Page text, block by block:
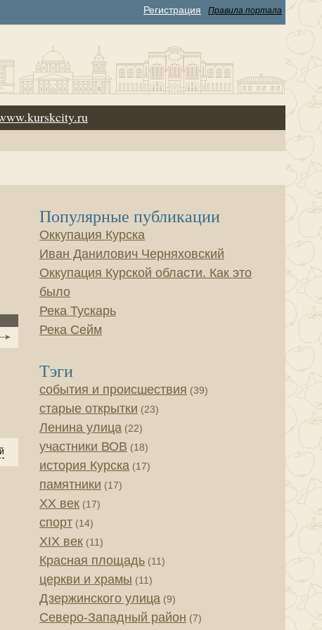
Регистрация Правила портала
Популярные публикации
Оккупация Курска
Иван Данилович Черняховский
Оккупация Курской области. Как это
было
Река Тускарь
Река Сейм
Тэги
события и происшествия (39)
старые открытки (23)
Ленина улица (22)
участники ВОВ (18)
история Курска (17)
памятники (17)
XX век (17)
спорт (14)
XIX век (11)
Красная площадь (11)
церкви и храмы (11)
Дзержинского улица (9)
Северо-Западный район (7)